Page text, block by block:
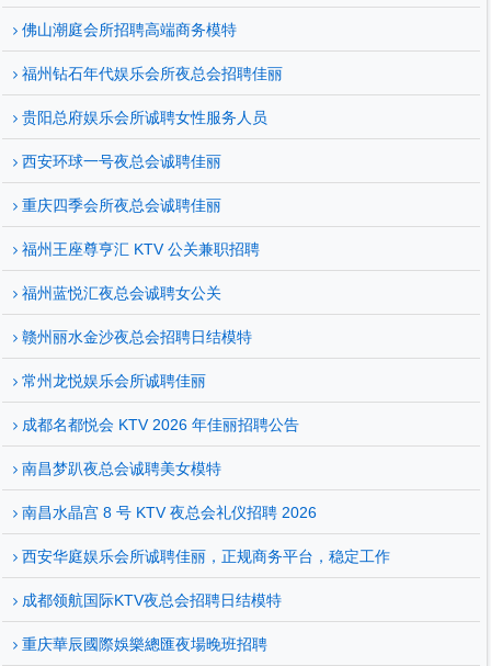
佛山潮庭会所招聘高端商务模特
福州钻石年代娱乐会所夜总会招聘佳丽
贵阳总府娱乐会所诚聘女性服务人员
西安环球一号夜总会诚聘佳丽
重庆四季会所夜总会诚聘佳丽
福州王座尊亨汇 KTV 公关兼职招聘
福州蓝悦汇夜总会诚聘女公关
赣州丽水金沙夜总会招聘日结模特
常州龙悦娱乐会所诚聘佳丽
成都名都悦会 KTV 2026 年佳丽招聘公告
南昌梦趴夜总会诚聘美女模特
南昌水晶宫 8 号 KTV 夜总会礼仪招聘 2026
西安华庭娱乐会所诚聘佳丽，正规商务平台，稳定工作
成都领航国际KTV夜总会招聘日结模特
重庆華辰國際娛樂總匯夜場晚班招聘